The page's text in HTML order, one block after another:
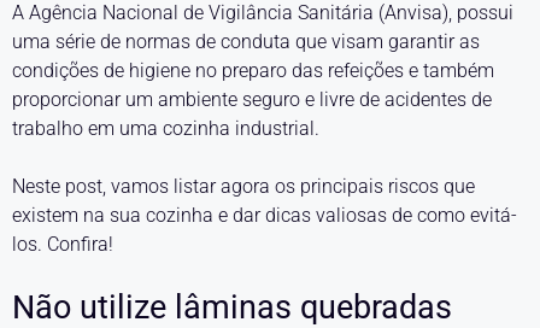
A Agência Nacional de Vigilância Sanitária (Anvisa), possui
uma série de normas de conduta que visam garantir as
condições de higiene no preparo das refeições e também
proporcionar um ambiente seguro e livre de acidentes de
trabalho em uma cozinha industrial.
Neste post, vamos listar agora os principais riscos que
existem na sua cozinha e dar dicas valiosas de como evitá-
los. Confira!
Não utilize lâminas quebradas